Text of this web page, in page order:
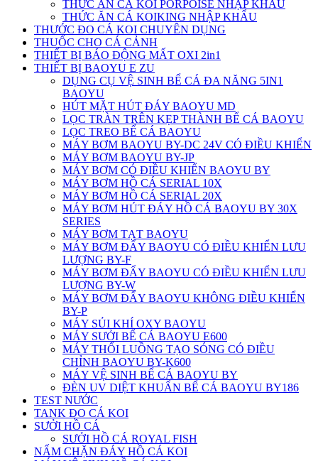
THỨC ĂN CÁ KOI PORPOISE NHẬP KHẨU
THỨC ĂN CÁ KOIKING NHẬP KHẨU
THƯỚC ĐO CÁ KOI CHUYÊN DỤNG
THUỐC CHO CÁ CẢNH
THIẾT BỊ BÁO ĐỘNG MẤT OXI 2in1
THIẾT BỊ BAOYU E ZU
DỤNG CỤ VỆ SINH BỂ CÁ ĐA NĂNG 5IN1
BAOYU
HÚT MẶT HÚT ĐÁY BAOYU MD
LỌC TRÀN TRÊN KẸP THÀNH BỂ CÁ BAOYU
LỌC TREO BỂ CÁ BAOYU
MÁY BƠM BAOYU BY-DC 24V CÓ ĐIỀU KHIỂN
MÁY BƠM BAOYU BY-JP
MÁY BƠM CÓ ĐIỀU KHIỂN BAOYU BY
MÁY BƠM HỒ CÁ SERIAL 10X
MÁY BƠM HỒ CÁ SERIAL 20X
MÁY BƠM HÚT ĐÁY HỒ CÁ BAOYU BY 30X
SERIES
MÁY BƠM TẠT BAOYU
MÁY BƠM ĐẨY BAOYU CÓ ĐIỀU KHIỂN LƯU
LƯỢNG BY-F
MÁY BƠM ĐẨY BAOYU CÓ ĐIỀU KHIỂN LƯU
LƯỢNG BY-W
MÁY BƠM ĐẨY BAOYU KHÔNG ĐIỀU KHIỂN
BY-P
MÁY SỦI KHÍ OXY BAOYU
MÁY SƯỞI BỂ CÁ BAOYU E600
MÁY THỔI LUỒNG TẠO SÓNG CÓ ĐIỀU
CHỈNH BAOYU BY-K600
MÁY VỆ SINH BỂ CÁ BAOYU BY
ĐÈN UV DIỆT KHUẨN BỂ CÁ BAOYU BY186
TEST NƯỚC
TANK ĐO CÁ KOI
SƯỞI HỒ CÁ
SƯỞI HỒ CÁ ROYAL FISH
NẤM CHẶN ĐÁY HỒ CÁ KOI